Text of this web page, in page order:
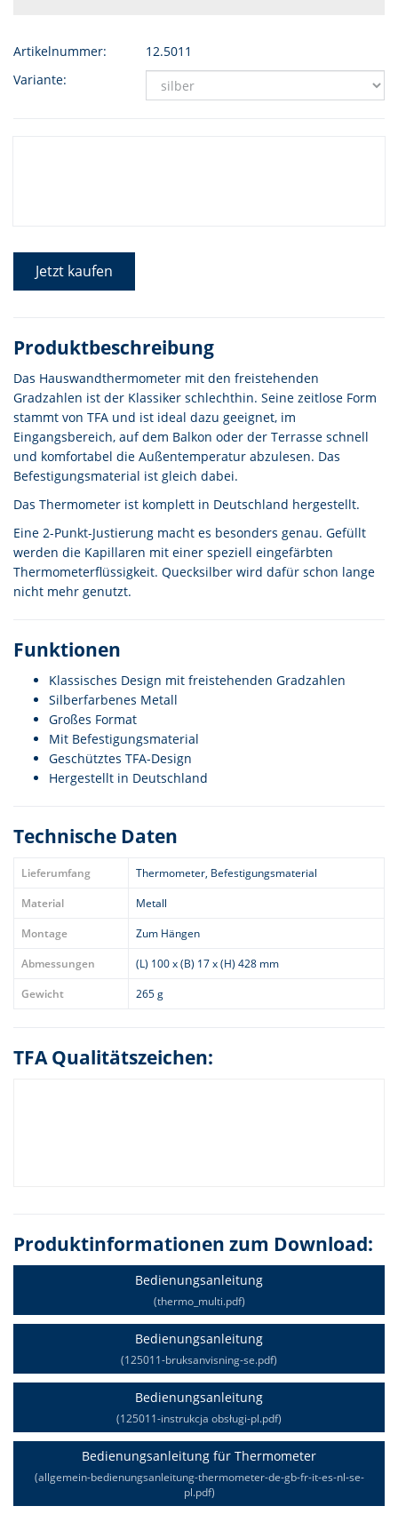
Artikelnummer:
12.5011
Variante:
Jetzt kaufen
Produktbeschreibung
Das Hauswandthermometer mit den freistehenden
Gradzahlen ist der Klassiker schlechthin. Seine zeitlose Form
stammt von TFA und ist ideal dazu geeignet, im
Eingangsbereich, auf dem Balkon oder der Terrasse schnell
und komfortabel die Außentemperatur abzulesen. Das
Befestigungsmaterial ist gleich dabei.
Das Thermometer ist komplett in Deutschland hergestellt.
Eine 2-Punkt-Justierung macht es besonders genau. Gefüllt
werden die Kapillaren mit einer speziell eingefärbten
Thermometerflüssigkeit. Quecksilber wird dafür schon lange
nicht mehr genutzt.
Funktionen
Klassisches Design mit freistehenden Gradzahlen
Silberfarbenes Metall
Großes Format
Mit Befestigungsmaterial
Geschütztes TFA-Design
Hergestellt in Deutschland
Technische Daten
Lieferumfang
Thermometer, Befestigungsmaterial
Material
Metall
Montage
Zum Hängen
Abmessungen
(L) 100 x (B) 17 x (H) 428 mm
Gewicht
265 g
TFA Qualitätszeichen:
Produktinformationen zum Download:
Bedienungsanleitung
(thermo_multi.pdf)
Bedienungsanleitung
(125011-bruksanvisning-se.pdf)
Bedienungsanleitung
(125011-instrukcja obsługi-pl.pdf)
Bedienungsanleitung für Thermometer
(allgemein-bedienungsanleitung-thermometer-de-gb-fr-it-es-nl-se-
pl.pdf)